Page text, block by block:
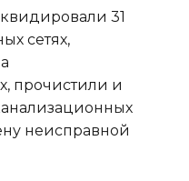
31
сетях,
прочистили и
неисправной